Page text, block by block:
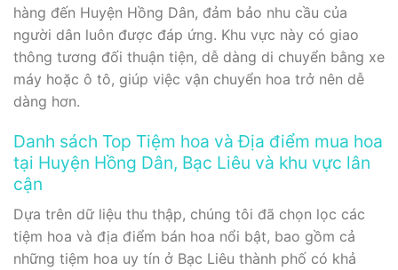
hàng đến Huyện Hồng Dân, đảm bảo nhu cầu của
người dân luôn được đáp ứng. Khu vực này có giao
thông tương đối thuận tiện, dễ dàng di chuyển bằng xe
máy hoặc ô tô, giúp việc vận chuyển hoa trở nên dễ
dàng hơn.
Danh sách Top Tiệm hoa và Địa điểm mua hoa
tại Huyện Hồng Dân, Bạc Liêu và khu vực lân
cận
Dựa trên dữ liệu thu thập, chúng tôi đã chọn lọc các
tiệm hoa và địa điểm bán hoa nổi bật, bao gồm cả
những tiệm hoa uy tín ở Bạc Liêu thành phố có khả